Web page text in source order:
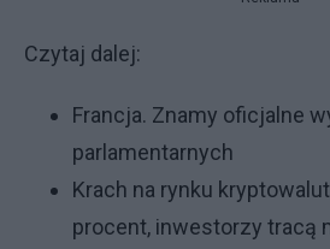
Czytaj dalej:
Francja. Znamy oficjalne
parlamentarnych
Krach na rynku
procent, inwestorzy tracą